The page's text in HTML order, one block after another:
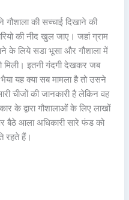
गौशाला की सच्चाई दिखाने की
की नीद खुल जाए। जहां ग्राम
के लिये सडा भूसा और गौशाला में
मिली। इतनी गंदगी देखकर जब
यह क्या सब मामला है तो उसने
चीजों की जानकारी है लेकिन वह
के द्वारा गौशालाओं के लिए लाखों
बैठे आला अधिकारी सारे फंड को
रहते हैं।